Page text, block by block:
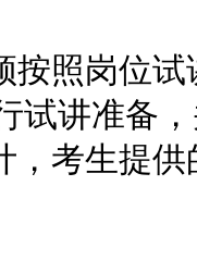
照岗位试
试讲准备
，考生提